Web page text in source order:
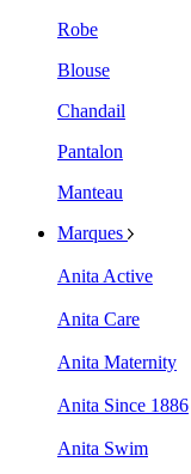
Robe
Blouse
Chandail
Pantalon
Manteau
Marques
Anita Active
Anita Care
Anita Maternity
Anita Since 1886
Anita Swim